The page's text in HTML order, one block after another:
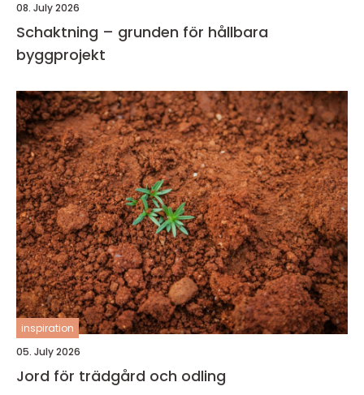
08. July 2026
Schaktning – grunden för hållbara
byggprojekt
inspiration
05. July 2026
Jord för trädgård och odling